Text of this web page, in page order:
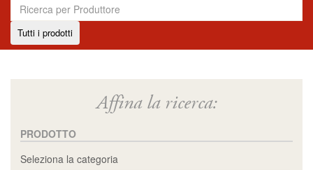
Tutti i prodotti
Affina la ricerca:
PRODOTTO
Seleziona la categoria